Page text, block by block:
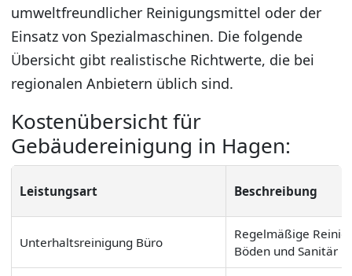
umweltfreundlicher Reinigungsmittel oder der
Einsatz von Spezialmaschinen. Die folgende
Übersicht gibt realistische Richtwerte, die bei
regionalen Anbietern üblich sind.
Kostenübersicht für
Gebäudereinigung in Hagen:
Leistungsart Beschreibung
Unterhaltsreinigung Büro
Regelmäßige
Böden und Sanitär